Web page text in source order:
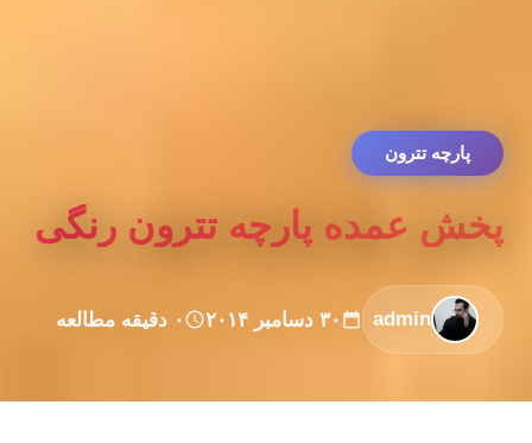
پارچه تترون
پخش عمده پارچه تترون رنگی
admin ۳۰ دسامبر ۲۰۱۴ ۰ دقیقه مطالعه